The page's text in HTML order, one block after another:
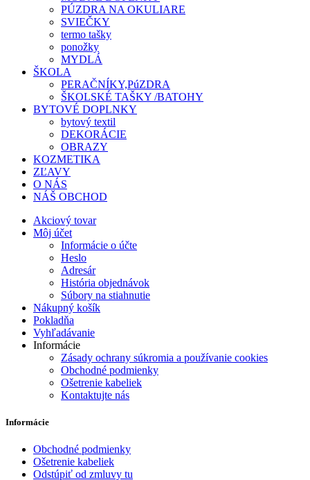
PÚZDRA NA OKULIARE
SVIEČKY
termo tašky
ponožky
MYDLÁ
ŠKOLA
PERAČNÍKY,PúZDRA
ŠKOLSKÉ TAŠKY /BATOHY
BYTOVÉ DOPLNKY
bytový textil
DEKORÁCIE
OBRAZY
KOZMETIKA
ZĽAVY
O NÁS
NÁŠ OBCHOD
Akciový tovar
Môj účet
Informácie o účte
Heslo
Adresár
História objednávok
Súbory na stiahnutie
Nákupný košík
Pokladňa
Vyhľadávanie
Informácie
Zásady ochrany súkromia a používanie cookies
Obchodné podmienky
Ošetrenie kabeliek
Kontaktujte nás
Informácie
Obchodné podmienky
Ošetrenie kabeliek
Odstúpiť od zmluvy tu